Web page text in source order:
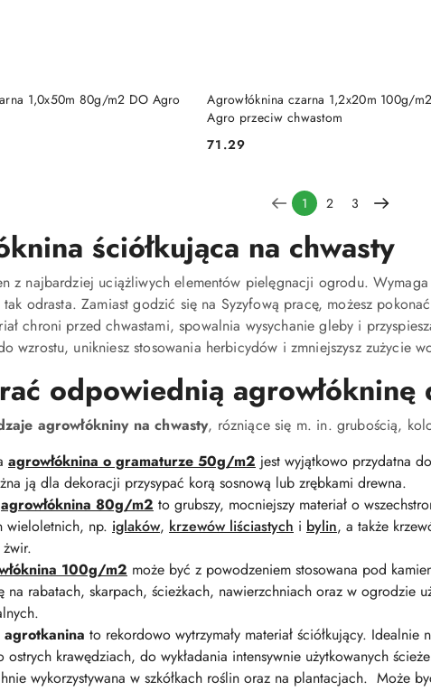
1,0x50m 80g/m2 DO Agro
DO KOSZYKA
Agrowłóknina czarna 1,2x20m 100g/
Agro przeciw chwastom
Cena:
71.29
DO KOSZYKA
1 2 3
ściółkująca na chwasty
z najbardziej uciążliwych elementów pielęgnacji ogrodu.
odrasta. Zamiast godzić się na Syzyfową pracę, możesz
chroni przed chwastami, spowalnia wysychanie gleby i
wzrostu, unikniesz stosowania herbicydów i zmniejszysz zużycie
odpowiednią agrowłókninę
agrowłókniny na chwasty, rózniące się m. in. grubością,
agrowłóknina o gramaturze 50g/m2 jest wyjątkowo przydatna
ją dla dekoracji przysypać korą sosnową lub zrębkami drewna.
agrowłóknina 80g/m2 to grubszy, mocniejszy materiał o
wieloletnich, np. iglaków, krzewów liściastych i bylin, a także
100g/m2 może być z powodzeniem stosowana pod
na rabatach, skarpach, ścieżkach, nawierzchniach oraz w ogrodzie
agrotkanina to rekordowo wytrzymały materiał ściółkujący.
ostrych krawędziach, do wykładania intensywnie użytkowanych
wykorzystywana w szkółkach roślin oraz na plantacjach. Może